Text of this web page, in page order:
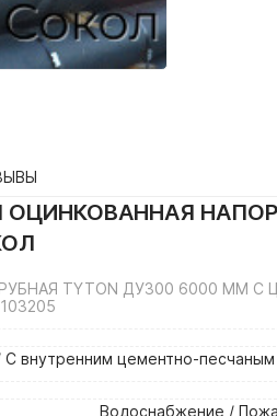
ОЦИНКОВАННАЯ
TYTON ДУ300 6000 ММ С
С внутренним цементно-
Водоснабжение /